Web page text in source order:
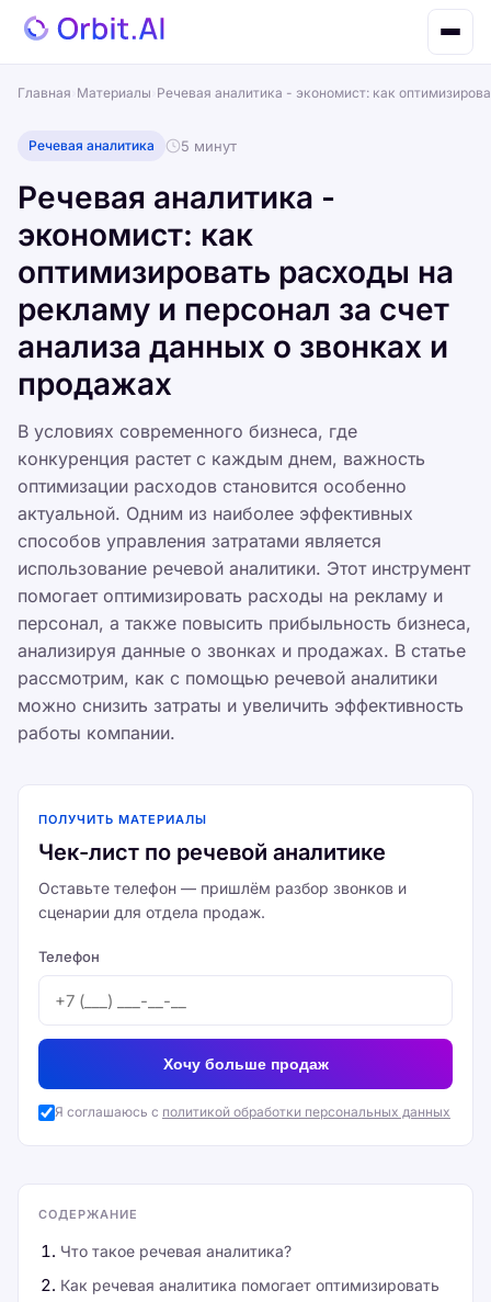
Главная Материалы Речевая аналитика - экономист: как
Речевая аналитика 5 минут
Речевая аналитика -
экономист: как
оптимизировать расходы на
рекламу и персонал за счет
анализа данных о звонках и
продажах
В условиях современного бизнеса, где
конкуренция растет с каждым днем, важность
оптимизации расходов становится особенно
актуальной. Одним из наиболее эффективных
способов управления затратами является
использование речевой аналитики. Этот инструмент
помогает оптимизировать расходы на рекламу и
персонал, а также повысить прибыльность бизнеса,
анализируя данные о звонках и продажах. В статье
рассмотрим, как с помощью речевой аналитики
можно снизить затраты и увеличить эффективность
работы компании.
ПОЛУЧИТЬ МАТЕРИАЛЫ
Чек-лист по речевой аналитике
Оставьте телефон — пришлём разбор звонков и
сценарии для отдела продаж.
Телефон
Хочу больше продаж
Я соглашаюсь с политикой обработки персональных данных
СОДЕРЖАНИЕ
Что такое речевая аналитика?
Как речевая аналитика помогает оптимизировать